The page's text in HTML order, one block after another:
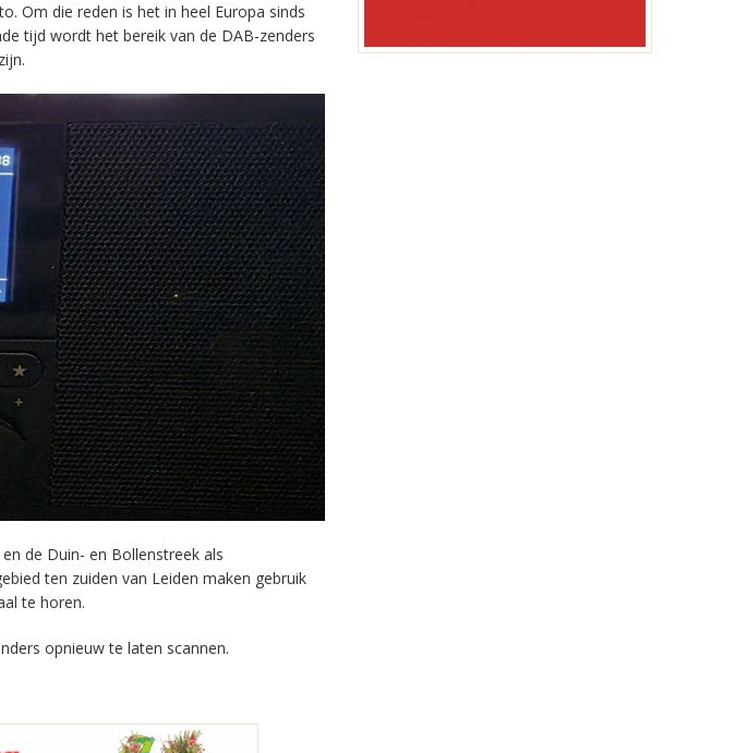
Om die reden is het in heel Europa sinds
tijd wordt het bereik van de DAB-zenders
de Duin- en Bollenstreek als
ten zuiden van Leiden maken gebruik
te horen.
opnieuw te laten scannen.